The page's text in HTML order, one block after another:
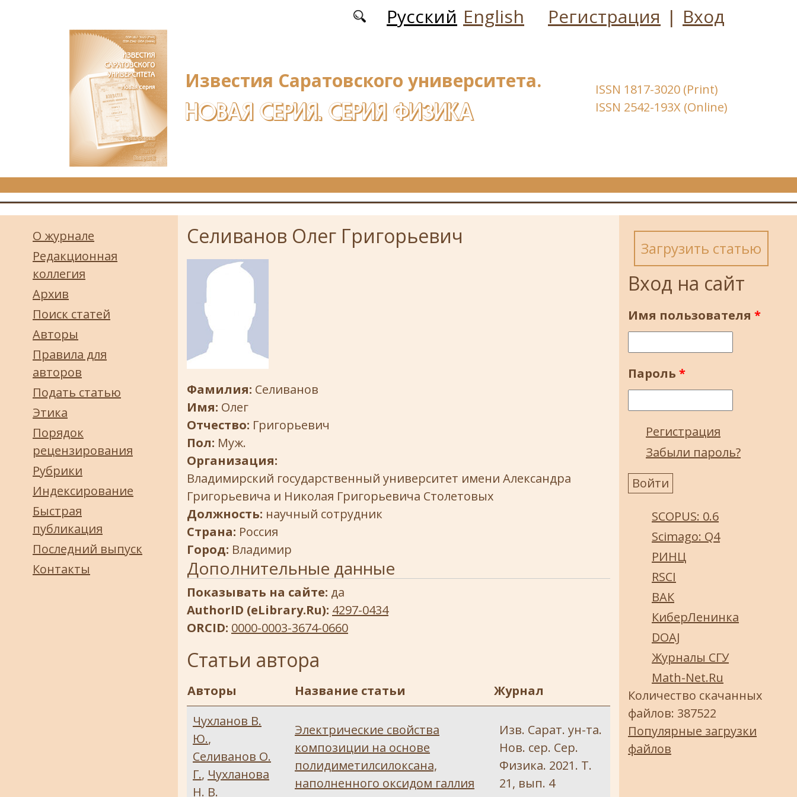
Русский English Регистрация | Вход
Известия Саратовского университета.
НОВАЯ СЕРИЯ. СЕРИЯ ФИЗИКА
ISSN 1817-3020 (Print)
ISSN 2542-193X (Online)
О журнале
Редакционная
коллегия
Архив
Поиск статей
Авторы
Правила для
авторов
Подать статью
Этика
Порядок
рецензирования
Рубрики
Индексирование
Быстрая
публикация
Последний выпуск
Контакты
Селиванов Олег Григорьевич
Фамилия: Селиванов
Имя: Олег
Отчество: Григорьевич
Пол: Муж.
Организация:
Владимирский государственный университет имени Александра
Григорьевича и Николая Григорьевича Столетовых
Должность: научный сотрудник
Страна: Россия
Город: Владимир
Дополнительные данные
Показывать на сайте: да
AuthorID (eLibrary.Ru): 4297-0434
ORCID: 0000-0003-3674-0660
Статьи автора
Авторы Название статьи
Журнал
Чухланов В.
Ю.,
Селиванов О.
Г., Чухланова
Н. В.
Электрические свойства
композиции на основе
полидиметилсилоксана,
наполненного оксидом галлия
Изв. Сарат. ун-та.
Нов. сер. Сер.
Физика. 2021. Т.
21, вып. 4
Загрузить статью
Вход на сайт
Имя пользователя *
Пароль *
Регистрация
Забыли пароль?
SCOPUS: 0.6
Scimago: Q4
РИНЦ
RSCI
ВАК
КиберЛенинка
DOAJ
Журналы СГУ
Math-Net.Ru
Количество скачанных
файлов: 387522
Популярные загрузки
файлов